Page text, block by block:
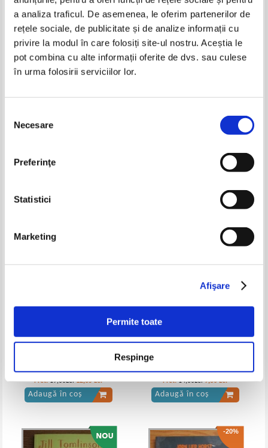
a analiza traficul. De asemenea, le oferim partenerilor de
rețele sociale, de publicitate și de analize informații cu
privire la modul în care folosiți site-ul nostru. Aceștia le
pot combina cu alte informații oferite de dvs. sau culese
în urma folosirii serviciilor lor.
consimțământului
Necesare
Preferinţe
Statistici
Marketing
Afişare
Permite toate
Respinge
Basme
-30% -35%
Gheorghe Chis, Gheorghe Dorin
Chis - Uzina cosmos
CD)
Pret:19,00Lei 12,35 Lei
Adaugă în coș
-30%
Oscar Wilde - Printul fericit si
Pret:14,00Lei 9,80 Lei
Adaugă în coș
-20%